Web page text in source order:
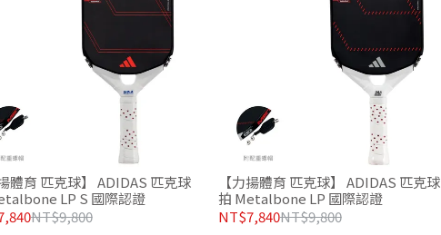
揚體育 匹克球】 ADIDAS 匹克球
LP S 國際認證
NT$9,800
【力揚體育 匹克球】 ADIDAS 匹克球
拍 Metalbone LP 國際認證
NT$7,840NT$9,800